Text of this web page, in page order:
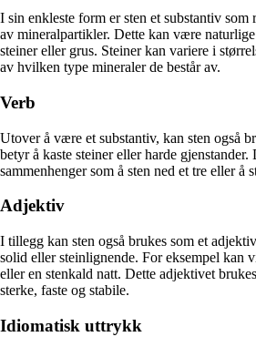
I sin enkleste form er sten et substantiv som
av mineralpartikler. Dette kan være
steiner eller grus. Steiner kan variere i
av hvilken type mineraler de består av.
Verb
Utover å være et substantiv, kan sten også
betyr å kaste steiner eller harde
sammenhenger som å sten ned et tre eller å
Adjektiv
I tillegg kan sten også brukes som et
solid eller steinlignende. For eksempel kan
eller en stenkald natt. Dette adjektivet
sterke, faste og stabile.
Idiomatisk uttrykk